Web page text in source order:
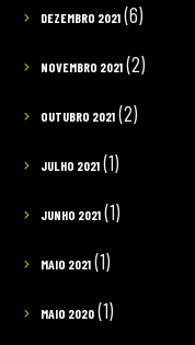
DEZEMBRO 2021(6)
NOVEMBRO 2021(2)
OUTUBRO 2021(2)
JULHO 2021(1)
JUNHO 2021(1)
MAIO 2021(1)
MAIO 2020(1)